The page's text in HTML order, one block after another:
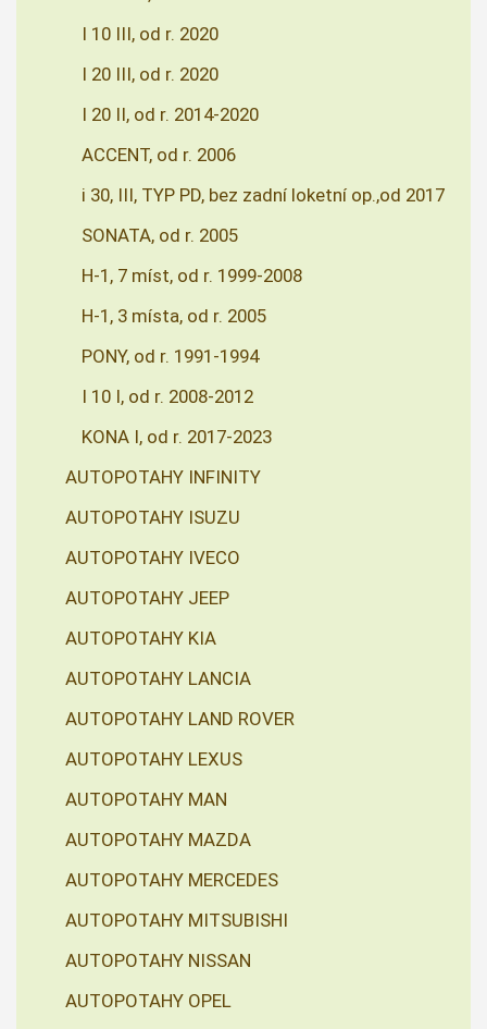
I 10 III, od r. 2020
I 20 III, od r. 2020
I 20 II, od r. 2014-2020
ACCENT, od r. 2006
i 30, III, TYP PD, bez zadní loketní op.,od 2017
SONATA, od r. 2005
H-1, 7 míst, od r. 1999-2008
H-1, 3 místa, od r. 2005
PONY, od r. 1991-1994
I 10 I, od r. 2008-2012
KONA I, od r. 2017-2023
AUTOPOTAHY INFINITY
AUTOPOTAHY ISUZU
AUTOPOTAHY IVECO
AUTOPOTAHY JEEP
AUTOPOTAHY KIA
AUTOPOTAHY LANCIA
AUTOPOTAHY LAND ROVER
AUTOPOTAHY LEXUS
AUTOPOTAHY MAN
AUTOPOTAHY MAZDA
AUTOPOTAHY MERCEDES
AUTOPOTAHY MITSUBISHI
AUTOPOTAHY NISSAN
AUTOPOTAHY OPEL